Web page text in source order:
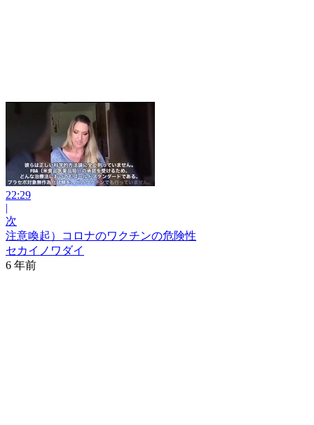
22:29
|
次
注意喚起）コロナのワクチンの危険性
セカイノワダイ
6 年前